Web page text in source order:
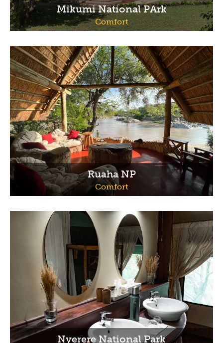
Mikumi National PArk
Comfort
Ruaha NP
Comfort
Nyerere National Park